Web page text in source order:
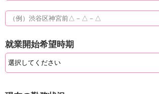
就業開始希望時期